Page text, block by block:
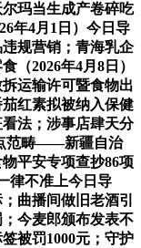
玛当生成产卷碎吃
年4月1日）今日导
规营销；青海乳企
（2026年4月8日）
运输许可暨食物出
红素拟被纳入保健
法；涉事店肆天分
范畴——新疆自治
平安专项查抄86项
律不准上今日导
曲播间做旧老酒引
今麦郎颁布发表不
被罚1000元；守护